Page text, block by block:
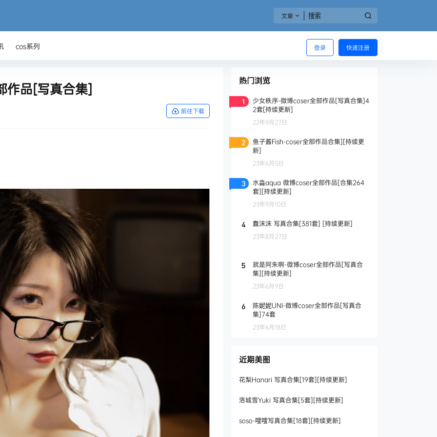
文章
登录 快速注册
cos系列
作品[写真合集]
前往下载
热门浏览
1
少女秩序-微博coser全部作品[写真合集]4
2套[持续更新]
22年9月27日
2
鱼子酱Fish-coser全部作品合集][持续更
新]
23年6月5日
3
水淼aqua 微博coser全部作品[合集264
套][持续更新]
23年9月10日
4 蠢沫沫 写真合集[381套] [持续更新]
23年8月27日
5
就是阿朱啊-微博coser全部作品[写真合
集][持续更新]
23年6月9日
6
陈妮妮UNI-微博coser全部作品[写真合
集]74套
23年6月18日
近期美图
花梨Hanari 写真合集[19套][持续更新]
洛城雪Yuki 写真合集[5套][持续更新]
soso-嗖嗖写真合集[18套][持续更新]